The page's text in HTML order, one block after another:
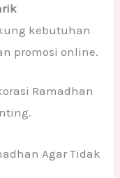
kebutuhan
promosi online.
Ramadhan
Agar Tidak